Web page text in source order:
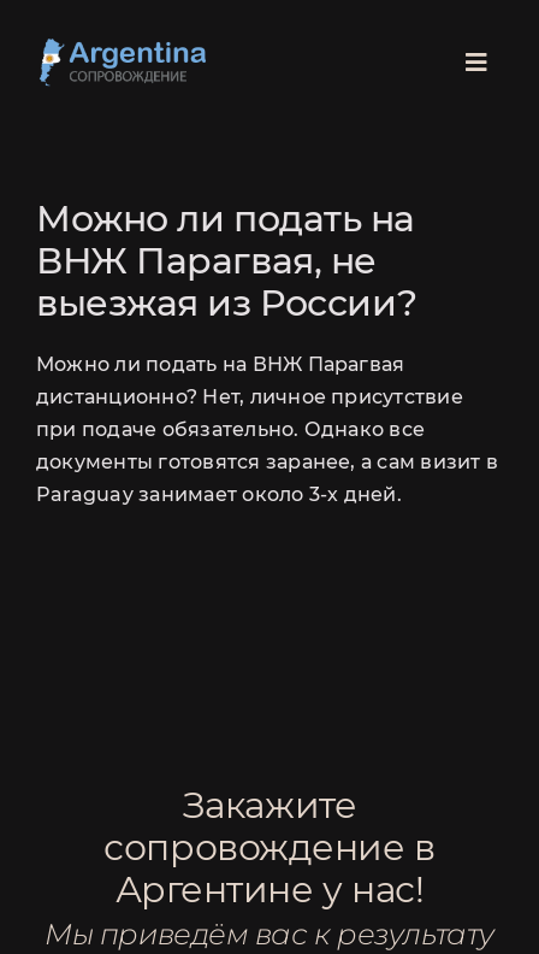
content
ПАРАГВАЙ
БРАЗИЛИЯ
РОДЫ
ЛЕГАЛИЗАЦИЯ
Можно ли подать на
ВНЖ Парагвая, не
выезжая из России?
Можно ли подать на ВНЖ Парагвая
дистанционно? Нет, личное присутствие
при подаче обязательно. Однако все
документы готовятся заранее, а сам визит в
Paraguay занимает около 3-х дней.
Закажите
сопровождение в
Аргентине у нас!
Мы приведём вас к результату
НА СОПРОВОЖДЕНИЕ РАНТЬЕ
СОПРОВОЖДЕНИЕ
свяжемся с вами!